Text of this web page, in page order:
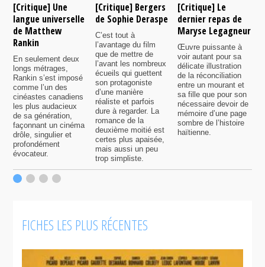
[Critique] Une
langue universelle
de Matthew
Rankin
En seulement deux
longs métrages,
Rankin s’est imposé
comme l’un des
cinéastes canadiens
les plus audacieux
de sa génération,
façonnant un cinéma
drôle, singulier et
profondément
évocateur.
[Critique] Bergers
de Sophie Deraspe
C’est tout à
l’avantage du film
que de mettre de
l’avant les nombreux
écueils qui guettent
son protagoniste
d’une manière
réaliste et parfois
dure à regarder. La
romance de la
deuxième moitié est
certes plus apaisée,
mais aussi un peu
trop simpliste.
[Critique] Le
dernier repas de
Maryse Legagneur
Œuvre puissante à
voir autant pour sa
délicate illustration
de la réconciliation
entre un mourant et
sa fille que pour son
nécessaire devoir de
mémoire d’une page
sombre de l’histoire
haïtienne.
FICHES LES PLUS RÉCENTES